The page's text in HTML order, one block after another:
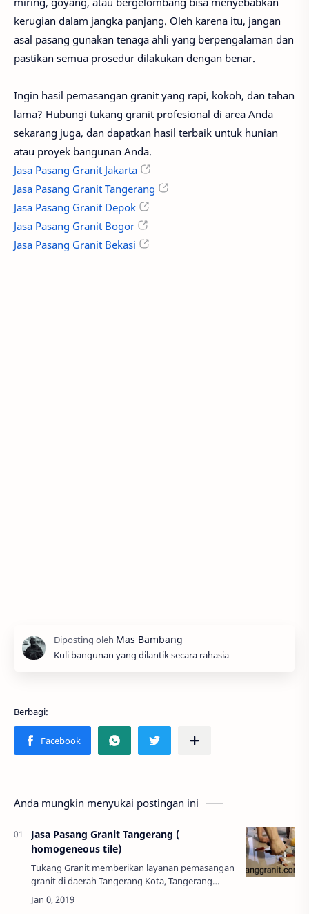
kerugian dalam jangka panjang. Oleh karena itu, jangan
asal pasang gunakan tenaga ahli yang berpengalaman dan
pastikan semua prosedur dilakukan dengan benar.
Ingin hasil pemasangan granit yang rapi, kokoh, dan tahan
lama? Hubungi tukang granit profesional di area Anda
sekarang juga, dan dapatkan hasil terbaik untuk hunian
atau proyek bangunan Anda.
Jasa Pasang Granit Jakarta
Jasa Pasang Granit Tangerang
Jasa Pasang Granit Depok
Jasa Pasang Granit Bogor
Jasa Pasang Granit Bekasi
Kuli bangunan yang dilantik secara rahasia
Anda mungkin menyukai postingan ini
Jasa Pasang Granit Tangerang (
homogeneous tile)
Tukang Granit memberikan layanan pemasangan
granit di daerah Tangerang Kota, Tangerang
Selatan dan Tangerang Kabupaten, karena
banyak yang membutuhkan jasa pasang granit